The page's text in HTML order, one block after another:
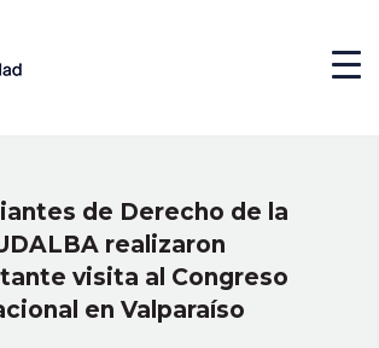
de Derecho de la
realizaron
visita al Congreso
en Valparaíso